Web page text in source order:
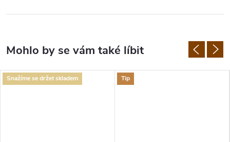
Snažíme se držet skladem Tip